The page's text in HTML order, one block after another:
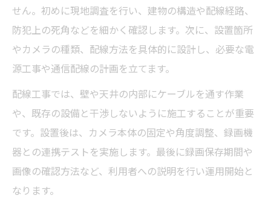
電気工事費用と保存期間の最新動向
碧南市で選ぶ電気工事依頼の要点とは
地元で信頼できる電気工事業者の見つけ方
防犯カメラ設置時の補助金活用ポイント
碧南市周辺での電気工事依頼時の注意事項
地域密着型電気工事のメリットと選び方
見積もり比較で失敗しない依頼先選定法
せん。初めに現地調査を行い、建物の構造や配線経路、
防犯上の死角などを細かく確認します。次に、設置箇所
やカメラの種類、配線方法を具体的に設計し、必要な電
源工事や通信配線の計画を立てます。
配線工事では、壁や天井の内部にケーブルを通す作業
や、既存の設備と干渉しないように施工することが重要
です。設置後は、カメラ本体の固定や角度調整、録画機
器との連携テストを実施します。最後に録画保存期間や
画像の確認方法など、利用者への説明を行い運用開始と
なります。